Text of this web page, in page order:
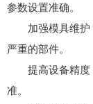
参数设置准确。
加强模具维
严重的部件。
提高设备精
准。